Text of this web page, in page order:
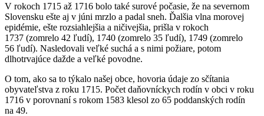
V rokoch 1715 až 1716 bolo také surové počasie, že na severnom
Slovensku ešte aj v júni mrzlo a padal sneh. Ďalšia vlna morovej
epidémie, ešte rozsiahlejšia a ničivejšia, prišla v rokoch
1737 (zomrelo 42 ľudí), 1740 (zomrelo 35 ľudí), 1749 (zomrelo
56 ľudí). Nasledovali veľké suchá a s nimi požiare, potom
dlhotrvajúce dažde a veľké povodne.
O tom, ako sa to týkalo našej obce, hovoria údaje zo sčítania
obyvateľstva z roku 1715. Počet daňovníckych rodín v obci v roku
1716 v porovnaní s rokom 1583 klesol zo 65 poddanských rodín
na 49.